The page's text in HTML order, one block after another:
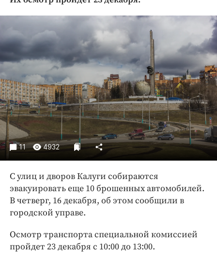
Криминал
Культура
Недвижимость и ЖКХ
Образование
Общество
Погода
Праздники
Происшествия
Спорт
Экономика и бизнес
Блоги
Издания
Медиаперсона
Интересное чтиво
Клиника года
Бренд года
11 4932
С улиц и дворов Калуги собираются
эвакуировать еще 10 брошенных автомобилей.
В четверг, 16 декабря, об этом сообщили в
городской управе.
Осмотр транспорта специальной комиссией
пройдет 23 декабря с 10:00 до 13:00.